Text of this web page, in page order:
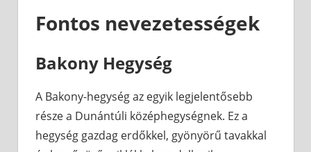
Fontos nevezetességek
Bakony Hegység
A Bakony-hegység az egyik legjelentősebb
része a Dunántúli középhegységnek. Ez a
hegység gazdag erdőkkel, gyönyörű tavakkal